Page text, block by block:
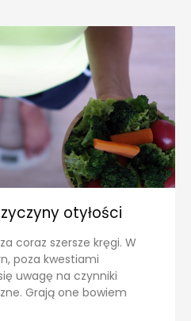
otyłości
coraz szersze kręgi. W
poza kwestiami
uwagę na czynniki
Grają one bowiem